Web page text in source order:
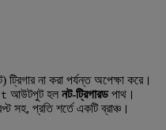
ট্রিগার না করা পর্যন্ত অপেক্ষা করে।
আউটপুট হল নট-ট্রিগারডপাথ।
সহ, প্রতি শর্তে একটি ব্রাঞ্চ।